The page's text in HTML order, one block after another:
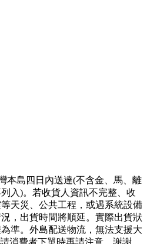
本島四日內送達(不含金、馬、離
入)。若收貨人資訊不完整、收
天災、公共工程，或遇系統設備
，出貨時間將順延。實際出貨狀
準。外島配送物流，無法支援大
消費者下單時再請注意，謝謝。